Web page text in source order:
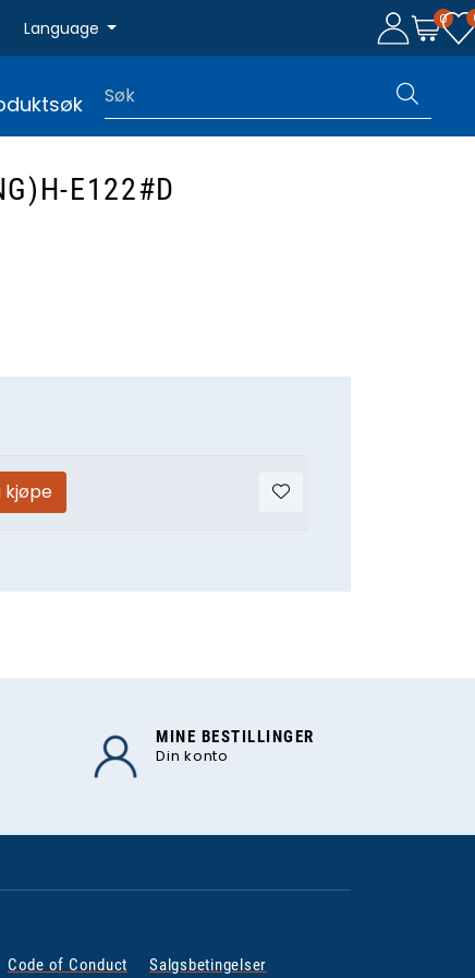
Language 0
E122#D
kjøpe
MINE BESTILLINGER
Din konto
Code of Conduct Salgsbetingelser